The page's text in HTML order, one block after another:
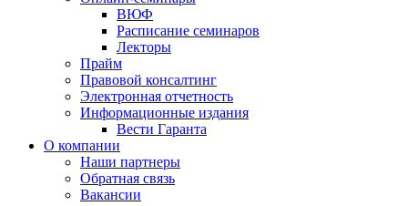
ВЮФ
Расписание семинаров
Лекторы
Прайм
Правовой консалтинг
Электронная отчетность
Информационные издания
Вести Гаранта
О компании
Наши партнеры
Обратная связь
Вакансии